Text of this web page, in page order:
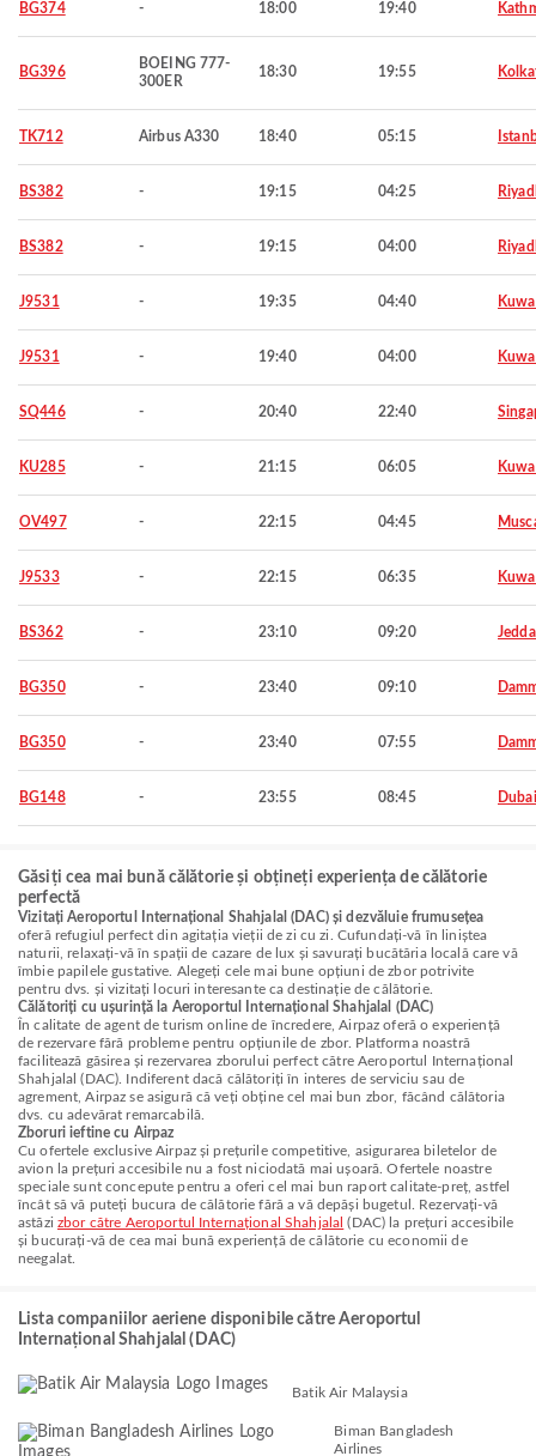
BG374 - 18:00 19:40
BG396
BOEING 777-
300ER
18:30 19:55
TK712 Airbus A330 18:40 05:15
BS382 - 19:15 04:25
BS382 - 19:15 04:00
J9531 - 19:35 04:40
J9531 - 19:40 04:00
SQ446 - 20:40 22:40
KU285 - 21:15 06:05
OV497 - 22:15 04:45
J9533 - 22:15 06:35
BS362 - 23:10 09:20
BG350 - 23:40 09:10
BG350 - 23:40 07:55
BG148 - 23:55 08:45 Dubai
Găsiți cea mai bună călătorie și obțineți experiența de călătorie
perfectă
Vizitați Aeroportul Internațional Shahjalal (DAC) și dezvăluie frumusețea
oferă refugiul perfect din agitația vieții de zi cu zi. Cufundați-vă în liniștea
naturii, relaxați-vă în spații de cazare de lux și savurați bucătăria locală care vă
îmbie papilele gustative. Alegeți cele mai bune opțiuni de zbor potrivite
pentru dvs. și vizitați locuri interesante ca destinație de călătorie.
Călătoriți cu ușurință la Aeroportul Internațional Shahjalal (DAC)
În calitate de agent de turism online de încredere, Airpaz oferă o experiență
de rezervare fără probleme pentru opțiunile de zbor. Platforma noastră
facilitează găsirea și rezervarea zborului perfect către Aeroportul Internațional
Shahjalal (DAC). Indiferent dacă călătoriți în interes de serviciu sau de
agrement, Airpaz se asigură că veți obține cel mai bun zbor, făcând călătoria
dvs. cu adevărat remarcabilă.
Zboruri ieftine cu Airpaz
Cu ofertele exclusive Airpaz și prețurile competitive, asigurarea biletelor de
avion la prețuri accesibile nu a fost niciodată mai ușoară. Ofertele noastre
speciale sunt concepute pentru a oferi cel mai bun raport calitate-preț, astfel
încât să vă puteți bucura de călătorie fără a vă depăși bugetul. Rezervați-vă
astăzi zbor către Aeroportul Internațional Shahjalal (DAC) la prețuri accesibile
și bucurați-vă de cea mai bună experiență de călătorie cu economii de
neegalat.
Lista companiilor aeriene disponibile către Aeroportul
Internațional Shahjalal (DAC)
Batik Air Malaysia
Biman Bangladesh
Airlines